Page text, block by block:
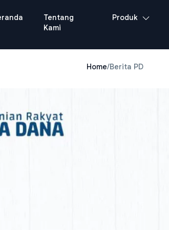
Tentang
Kami
Produk
Home/Berita PD